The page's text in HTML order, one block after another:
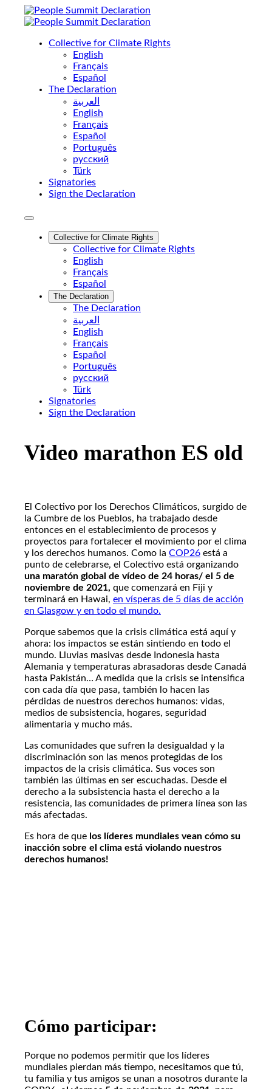
Collective for Climate Rights
English
Français
Español
The Declaration
العربية
English
Français
Español
Português
pусский
Türk
Signatories
Sign the Declaration
Collective for Climate Rights
Collective for Climate Rights
English
Français
Español
The Declaration
The Declaration
العربية
English
Français
Español
Português
pусский
Türk
Signatories
Sign the Declaration
to
content
Video marathon ES old
El Colectivo por los Derechos Climáticos, surgido de
la Cumbre de los Pueblos, ha trabajado desde
entonces en el establecimiento de procesos y
proyectos para fortalecer el movimiento por el clima
y los derechos humanos. Como la COP26 está a
punto de celebrarse, el Colectivo está organizando
una maratón global de vídeo de 24 horas/ el 5 de
noviembre de 2021, que comenzará en Fiji y
terminará en Hawai, en vísperas de 5 días de acción
en Glasgow y en todo el mundo.
Porque sabemos que la crisis climática está aquí y
ahora: los impactos se están sintiendo en todo el
mundo. Lluvias masivas desde Indonesia hasta
Alemania y temperaturas abrasadoras desde Canadá
hasta Pakistán… A medida que la crisis se intensifica
con cada día que pasa, también lo hacen las
pérdidas de nuestros derechos humanos: vidas,
medios de subsistencia, hogares, seguridad
alimentaria y mucho más.
Las comunidades que sufren la desigualdad y la
discriminación son las menos protegidas de los
impactos de la crisis climática. Sus voces son
también las últimas en ser escuchadas. Desde el
derecho a la subsistencia hasta el derecho a la
resistencia, las comunidades de primera línea son las
más afectadas.
Es hora de que los líderes mundiales vean cómo su
inacción sobre el clima está violando nuestros
derechos humanos!
Cómo participar:
Porque no podemos permitir que los líderes
mundiales pierdan más tiempo, necesitamos que tú,
tu familia y tus amigos se unan a nosotros durante la